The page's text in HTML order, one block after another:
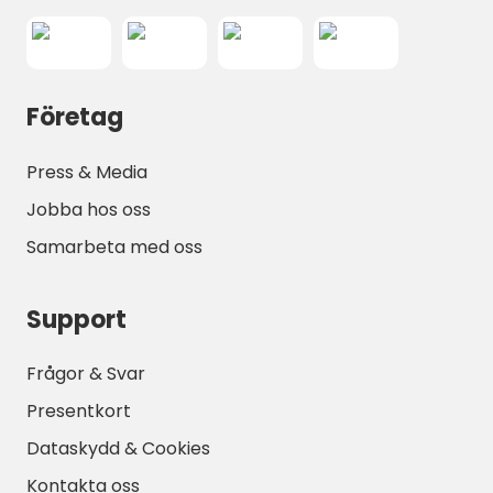
semesteranläggningsinfrastruktur är
gäster som önskar en
semester— vakna omgiven av tallar,
promenera direkt ner till havet och tillbringa
under sommaren, så tidig bokning
önskad kategori av mobilhem.
Företag
Press & Media
Jobba hos oss
Samarbeta med oss
Support
Frågor & Svar
Presentkort
Dataskydd & Cookies
Kontakta oss